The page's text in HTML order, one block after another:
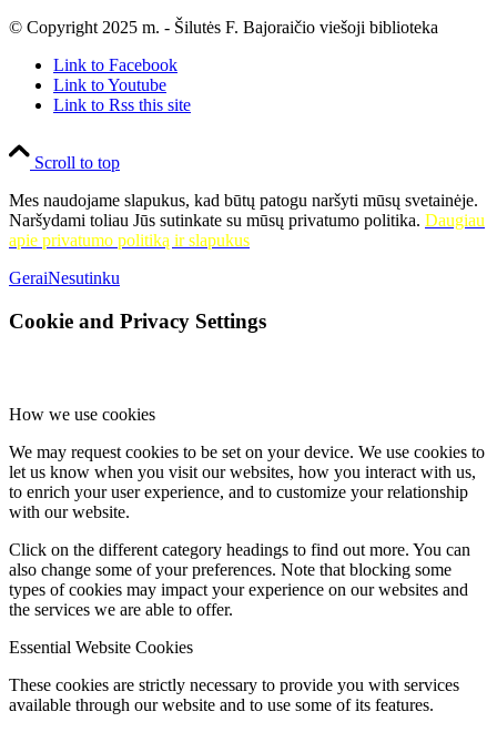
© Copyright 2025 m. - Šilutės F. Bajoraičio viešoji biblioteka
Link to Facebook
Link to Youtube
Link to Rss this site
Scroll to top
Mes naudojame slapukus, kad būtų patogu naršyti mūsų svetainėje.
Naršydami toliau Jūs sutinkate su mūsų privatumo politika. Daugiau
apie privatumo politiką ir slapukus
GeraiNesutinku
Cookie and Privacy Settings
How we use cookies
We may request cookies to be set on your device. We use cookies to
let us know when you visit our websites, how you interact with us,
to enrich your user experience, and to customize your relationship
with our website.
Click on the different category headings to find out more. You can
also change some of your preferences. Note that blocking some
types of cookies may impact your experience on our websites and
the services we are able to offer.
Essential Website Cookies
These cookies are strictly necessary to provide you with services
available through our website and to use some of its features.